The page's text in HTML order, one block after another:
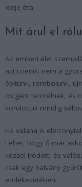
ideje óta.
Mit árul el
Az emberi élet
azt üzenik: nem a
építünk, rombolunk,
oxigént termelnek, és
körülöttük mindig
Ha valaha is
Lehet, hogy ő már
kézzel íródott, és
csak egy halvány
emlékezetében.